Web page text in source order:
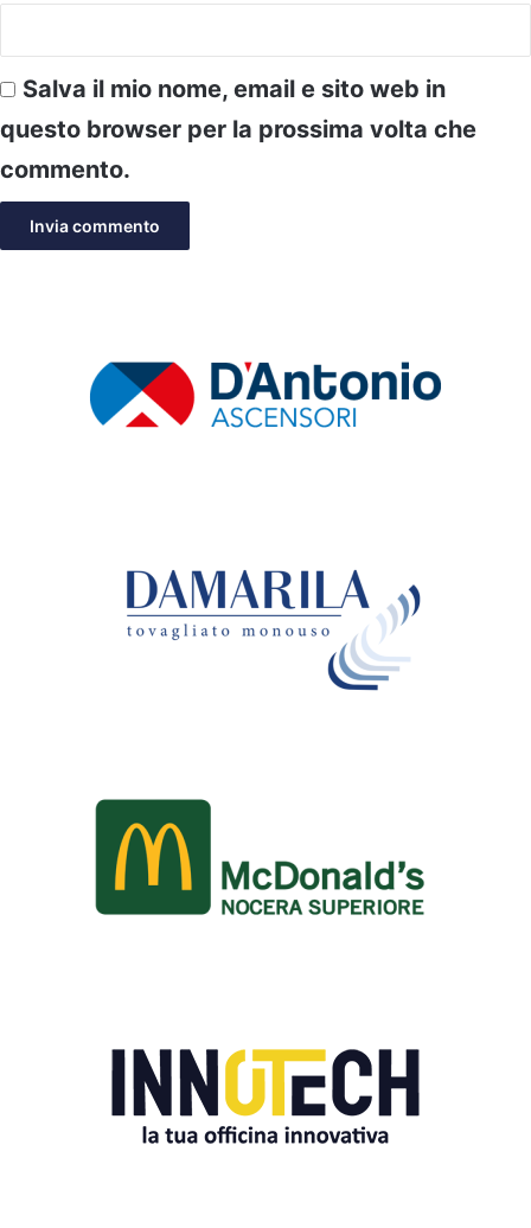
Salva il mio nome, email e sito web in
questo browser per la prossima volta che
commento.